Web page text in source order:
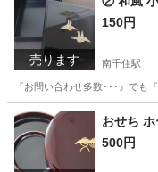
売ります
150円
南千住駅
『お問い合わせ多数･･･』でも
東京 荒川区 南千住駅
500円